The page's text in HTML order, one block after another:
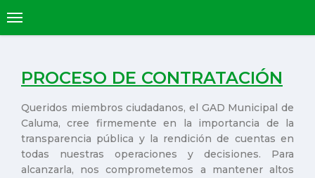
PROCESO DE CONTRATACIÓN
Queridos miembros ciudadanos, el GAD Municipal de
Caluma, cree firmemente en la importancia de la
transparencia pública y la rendición de cuentas en
todas nuestras operaciones y decisiones. Para
alcanzarla, nos comprometemos a mantener altos